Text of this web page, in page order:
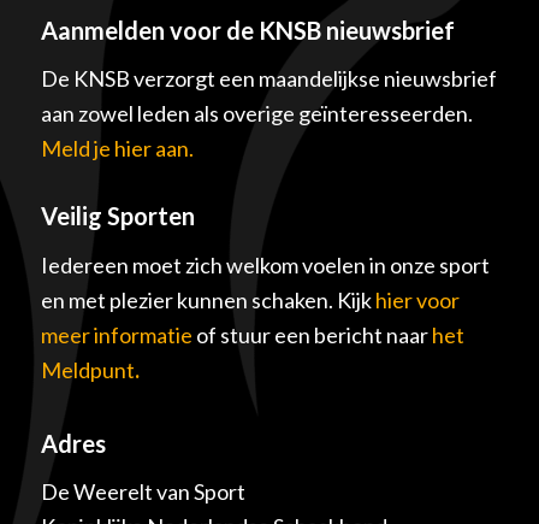
Aanmelden voor de KNSB nieuwsbrief
De KNSB verzorgt een maandelijkse nieuwsbrief
aan zowel leden als overige geïnteresseerden.
Meld je hier aan.
Veilig Sporten
Iedereen moet zich welkom voelen in onze sport
en met plezier kunnen schaken. Kijkhier voor
meer informatie of stuur een bericht naarhet
Meldpunt.
Adres
De Weerelt van Sport